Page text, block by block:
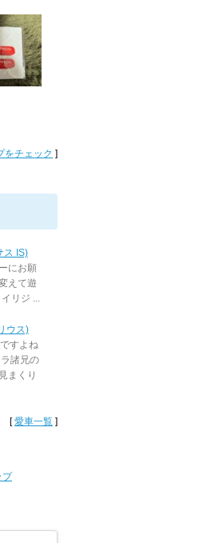
をチェック ]
ス IS)
にお願
えて遊
リジ ...
ウス)
すよね
ラ諸兄の
まくり
[愛車一覧 ]
プ